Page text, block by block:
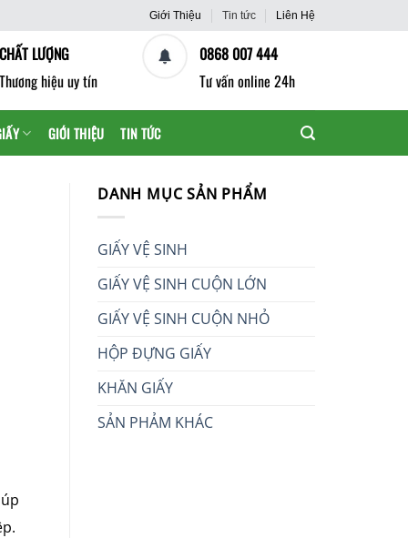
Giới Thiệu Tin tức Liên Hệ
CHẤT LƯỢNG
Thương hiệu uy tín
0868 007 444
Tư vấn online 24h
GIỚI THIỆU TIN TỨC
DANH MỤC SẢN PHẨM
GIẤY VỆ SINH
GIẤY VỆ SINH CUỘN LỚN
GIẤY VỆ SINH CUỘN NHỎ
HỘP ĐỰNG GIẤY
KHĂN GIẤY
SẢN PHẢM KHÁC